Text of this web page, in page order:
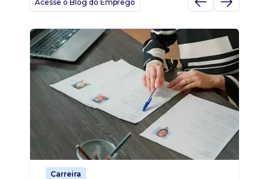
Acesse o Blog do Emprego
Carreira